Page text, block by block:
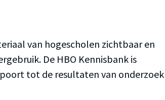
van hogescholen zichtbaar en
De HBO Kennisbank is
tot de resultaten van onderzoek